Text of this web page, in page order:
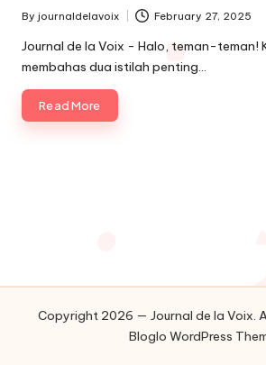
Posted
by
By journaldelavoix February 27, 2025
Journal de la Voix - Halo, teman-teman!
membahas dua istilah penting…
Read More
Copyright 2026 — Journal de la Voix.
Bloglo WordPress